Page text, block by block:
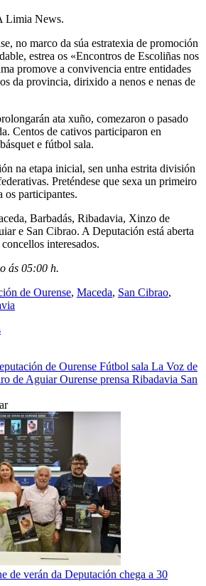
Limia News.
no marco da súa estratexia de promoción
estrea os «Encontros de Escoliñas nos
promove a convivencia entre entidades
da provincia, dirixido a nenos e nenas de
ata xuño, comezaron o pasado
Centos de cativos participaron en
e fútbol sala.
na etapa inicial, sen unha estrita división
Preténdese que sexa un primeiro
os participantes.
Barbadás, Ribadavia, Xinzo de
e San Cibrao. A Deputación está aberta
interesados.
ás 05:00 h.
de Ourense, Maceda, San Cibrao,
de Ourense Fútbol sala La Voz de
de AguiarOurense prensa Ribadavia San
de verán da Deputación chega a 30